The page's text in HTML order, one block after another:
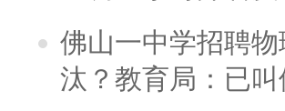
佛山一中学招聘
汰？教育局：已